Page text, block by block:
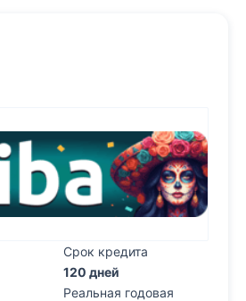
Срок кредита
120 дней
Реальная годовая